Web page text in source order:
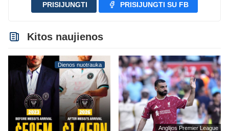
PRISIJUNGTI PRISIJUNGTI SU FB
Kitos naujienos
Dienos nuotrauka
Anglijos Premier League